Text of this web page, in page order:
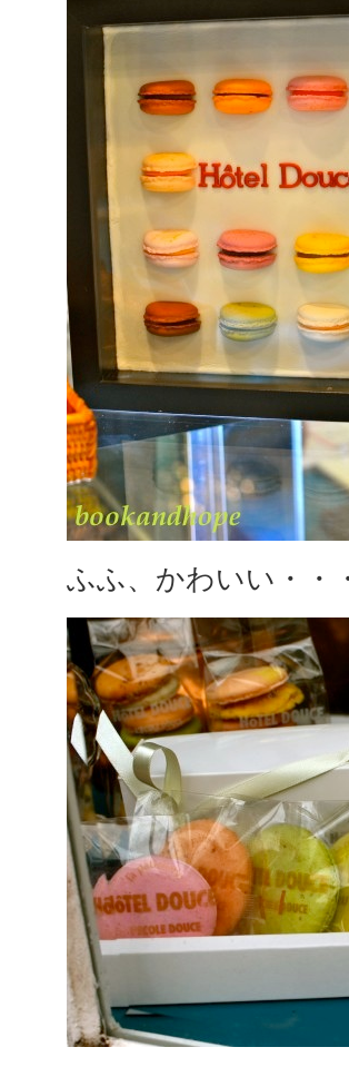
ふふ、かわいい・・